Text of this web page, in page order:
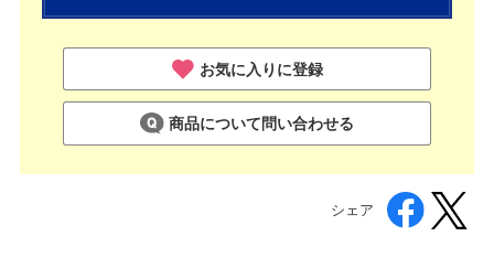
お気に入りに登録
商品について問い合わせる
シェア